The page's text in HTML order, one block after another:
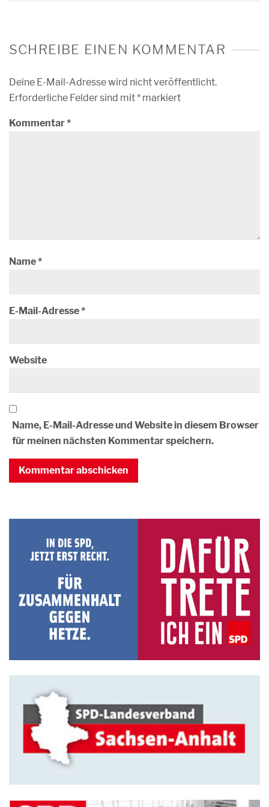
SCHREIBE EINEN KOMMENTAR
Deine E-Mail-Adresse wird nicht veröffentlicht.
Erforderliche Felder sind mit* markiert
Kommentar*
Name*
E-Mail-Adresse*
Website
Name, E-Mail-Adresse und Website in diesem Browser
für meinen nächsten Kommentar speichern.